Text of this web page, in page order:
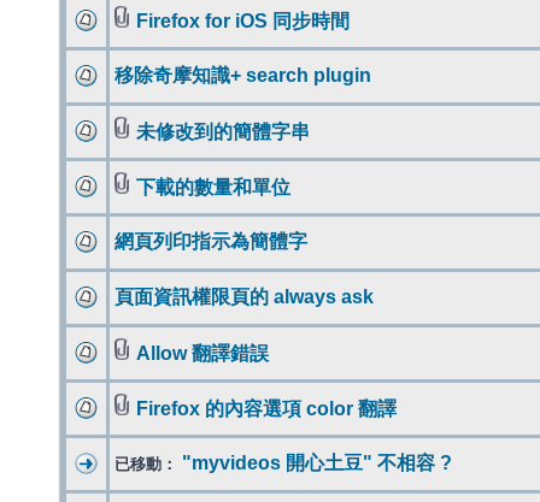
Firefox for iOS 同步時間
移除奇摩知識+ search plugin
未修改到的簡體字串
下載的數量和單位
網頁列印指示為簡體字
頁面資訊權限頁的 always ask
Allow 翻譯錯誤
Firefox 的內容選項 color 翻譯
已移動： "myvideos 開心土豆" 不相容 ?